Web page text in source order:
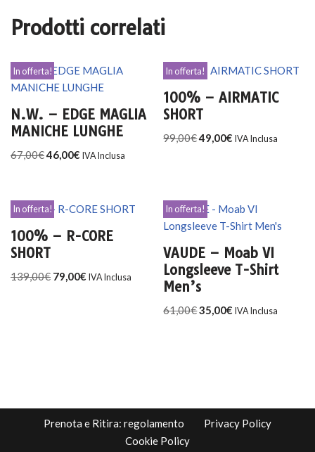
Prodotti correlati
In offerta!
N.W. – EDGE MAGLIA
MANICHE LUNGHE
67,00€46,00€ IVA Inclusa
In offerta!
100% – AIRMATIC
SHORT
99,00€49,00€ IVA Inclusa
In offerta!
100% – R-CORE
SHORT
139,00€ 79,00€ IVA Inclusa
In offerta!
VAUDE – Moab VI
Longsleeve T-Shirt
Men’s
61,00€35,00€ IVA Inclusa
Prenota e Ritira: regolamento
Privacy Policy
Cookie Policy